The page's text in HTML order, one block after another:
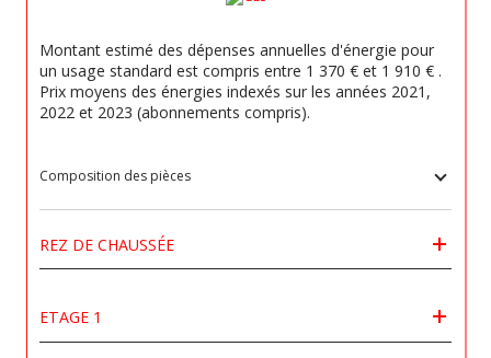
Montant estimé des dépenses annuelles d'énergie pour
un usage standard est compris entre 1 370 € et 1 910 € .
Prix moyens des énergies indexés sur les années 2021,
2022 et 2023 (abonnements compris).
Composition des pièces
REZ DE CHAUSSÉE
ETAGE 1